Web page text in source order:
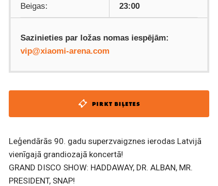
Beigas: 23:00
Sazinieties par ložas nomas iespējām:
vip@xiaomi-arena.com
PIRKT BIĻETES
Leģendārās 90. gadu superzvaigznes ierodas Latvijā
vienīgajā grandiozajā koncertā!
GRAND DISCO SHOW: HADDAWAY, DR. ALBAN, MR.
PRESIDENT, SNAP!